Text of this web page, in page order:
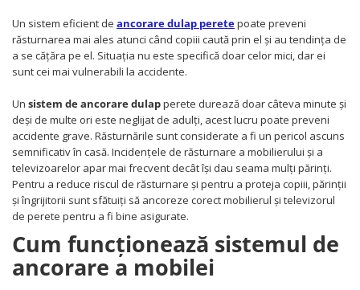
Accesorii plaja
Puericultura mare
Carucioare si scaune auto
Tarcuri copii / bebelusi
Scaune masa
Ingrijire bebe si mama
Igiena si ingrijire bebelusi
Accesorii bebelusi / nou-nascuti
Perne si saltele bebelusi
Diversificare bebelusi
Un sistem eficient de ancorare dulap peretepoate preveni
răsturnarea mai ales atunci când copiii caută prin el și au tendința de
a se cățăra pe el. Situația nu este specifică doar celor mici, dar ei
sunt cei mai vulnerabili la accidente.
Un sistem de ancorare dulapperete durează doar câteva minute și
deși de multe ori este neglijat de adulți, acest lucru poate preveni
accidente grave. Răsturnările sunt considerate a fi un pericol ascuns
semnificativ în casă. Incidențele de răsturnare a mobilierului și a
televizoarelor apar mai frecvent decât își dau seama mulți părinți.
Pentru a reduce riscul de răsturnare și pentru a proteja copiii, părinții
și îngrijitorii sunt sfătuiți să ancoreze corect mobilierul și televizorul
de perete pentru a fi bine asigurate.
Cum funcționează sistemul de
ancorare a mobilei